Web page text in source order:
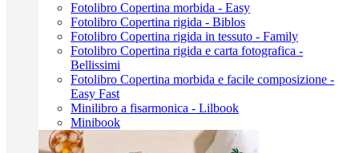
Fotolibro Copertina morbida - Easy
Fotolibro Copertina rigida - Biblos
Fotolibro Copertina rigida in tessuto - Family
Fotolibro Copertina rigida e carta fotografica -
Bellissimi
Fotolibro Copertina morbida e facile composizione -
Easy Fast
Minilibro a fisarmonica - Lilbook
Minibook